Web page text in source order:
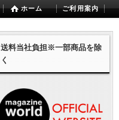
ホーム ご利用案内
送料当社負担※一部商品を除
く